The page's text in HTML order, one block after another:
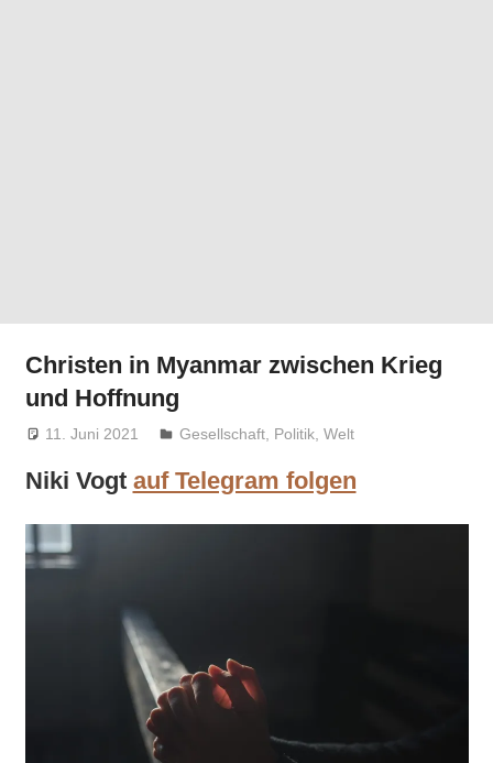
Christen in Myanmar zwischen Krieg
und Hoffnung
11. Juni 2021 Niki Vogt
Gesellschaft, Politik,Welt
Niki Vogt auf Telegram folgen